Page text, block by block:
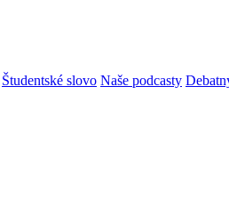
Študentské slovo Naše podcasty